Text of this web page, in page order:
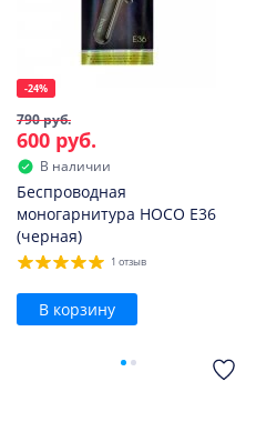
-24%
790 руб.
600 руб.
В наличии
Беспроводная
моногарнитура HOCO E36
(черная)
1 отзыв
В корзину